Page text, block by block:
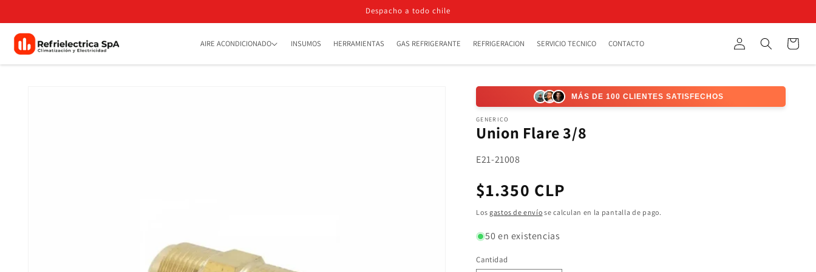
al contenido
Despacho a todo chile
AIRE ACONDICIONADO INSUMOS HERRAMIENTAS GAS REFRIGERANTE REFRIGERACION SERVICIO TECNICO CONTACTO
Iniciar
sesión
Búsqueda Carrito
MÁS DE 100 CLIENTES SATISFECHOS
GENERICO
Union Flare 3/8
SKU:
E21-21008
Precio
habitual
$1.350 CLP
Los gastos de envío se calculan en la pantalla de pago.
50 en existencias
Cantidad